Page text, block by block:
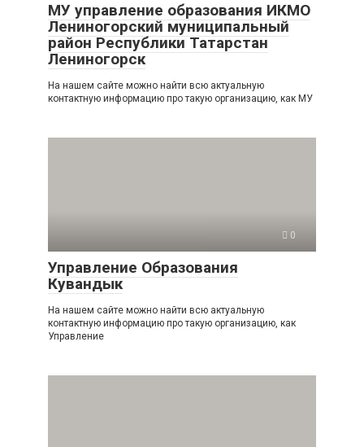
МУ управление образования ИКМО
Лениногорский муниципальный
район Республики Татарстан
Лениногорск
На нашем сайте можно найти всю актуальную
контактную информацию про такую организацию, как МУ
0
Управление Образования
Кувандык
На нашем сайте можно найти всю актуальную
контактную информацию про такую организацию, как
Управление